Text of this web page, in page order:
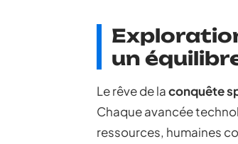
un
Le rêve de laconquête
Chaque avancée
ressources, humaines